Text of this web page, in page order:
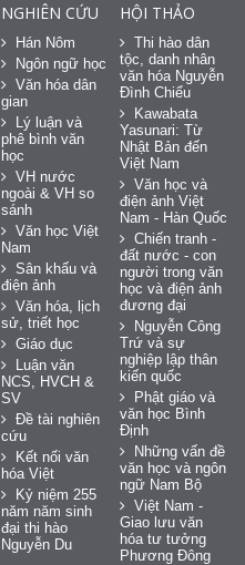
NGHIÊN CỨU
Hán Nôm
Ngôn ngữ học
Văn hóa dân
gian
Lý luận và
phê bình văn
học
VH nước
ngoài & VH so
sánh
Văn học Việt
Nam
Sân khấu và
điện ảnh
Văn hóa, lịch
sử, triết học
Giáo dục
Luận văn
NCS, HVCH &
SV
Đề tài nghiên
cứu
Kết nối văn
hóa Việt
Kỷ niệm 255
năm năm sinh
đại thi hào
Nguyễn Du
HỘI THẢO
Thi hào dân
tộc, danh nhân
văn hóa Nguyễn
Đình Chiểu
Kawabata
Yasunari: Từ
Nhật Bản đến
Việt Nam
Văn học và
điện ảnh Việt
Nam - Hàn Quốc
Chiến tranh -
đất nước - con
người trong văn
học và điện ảnh
đương đại
Nguyễn Công
Trứ và sự
nghiệp lập thân
kiến quốc
Phật giáo và
văn học Bình
Định
Những vấn đề
văn học và ngôn
ngữ Nam Bộ
Việt Nam -
Giao lưu văn
hóa tư tưởng
Phương Đông